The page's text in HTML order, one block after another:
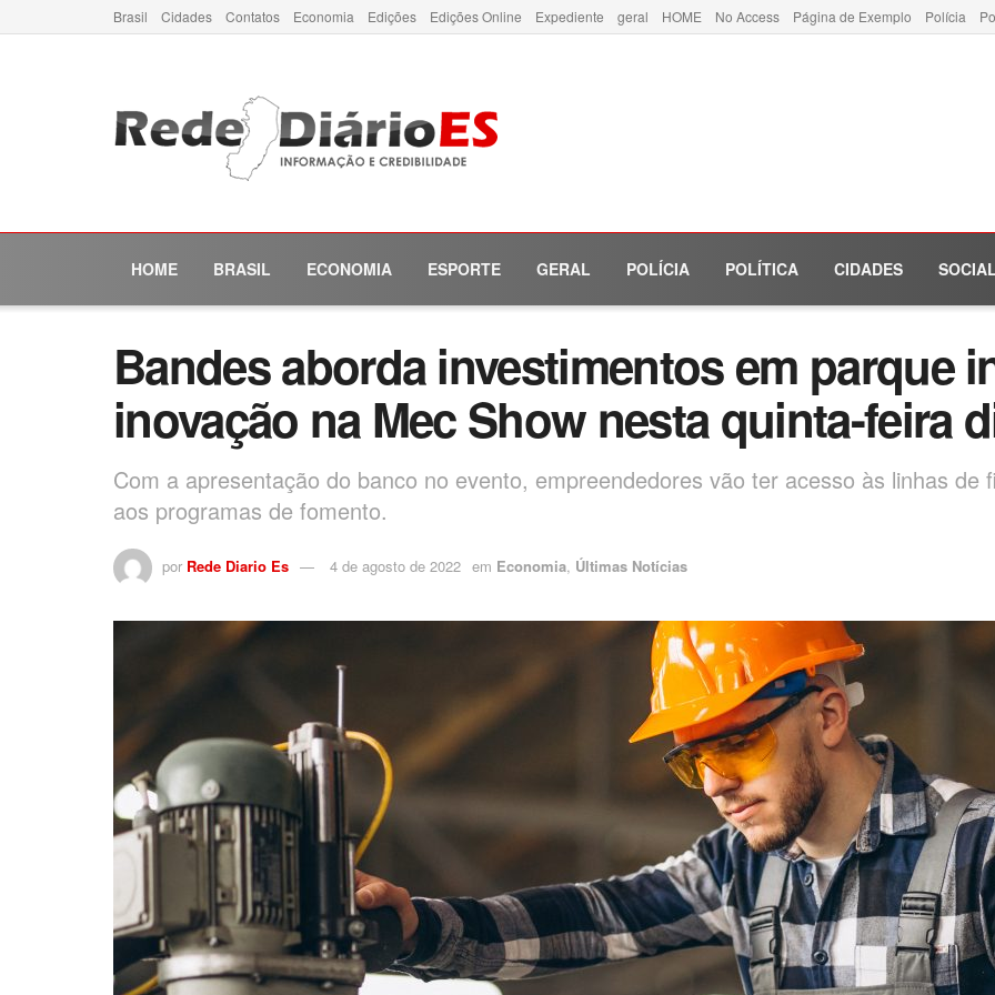
Brasil Cidades Contatos Economia Edições Edições Online Expediente geral HOME No Access Página de Exemplo Polícia
HOME BRASIL ECONOMIA ESPORTE GERAL POLÍCIA POLÍTICA CIDADES
Bandes aborda investimentos em parque
inovação na Mec Show nesta quinta-feira
Com a apresentação do banco no evento, empreendedores vão ter acesso às linhas de
aos programas de fomento.
por Rede Diario Es 4 de agosto de 2022 em Economia, Últimas Notícias